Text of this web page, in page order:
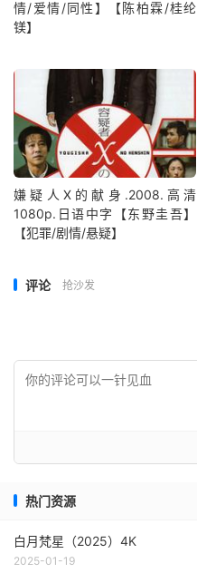
情/爱情/同性】【陈柏霖/桂纶
镁】
嫌疑人X的献身.2008.高清
1080p.日语中字【东野圭吾】
【犯罪/剧情/悬疑】
评论 抢沙发
热门资源
白月梵星（2025）4K
2025-01-19